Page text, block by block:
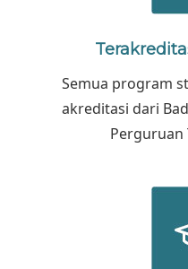
Semua program
akreditasi dari
Perguruan